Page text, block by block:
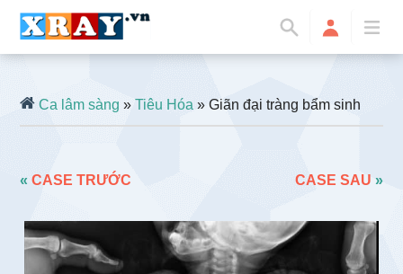
Ca lâm sàng »Tiêu Hóa » Giãn đại tràng bẩm sinh
«CASE TRƯỚC CASE SAU »